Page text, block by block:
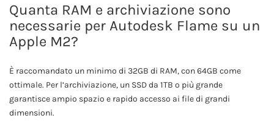
Quanta RAM e archiviazione sono
necessarie per Autodesk Flame su un
Apple M2?
È raccomandato un minimo di 32GB di RAM, con 64GB come
ottimale. Per l’archiviazione, un SSD da 1TB o più grande
garantisce ampio spazio e rapido accesso ai file di grandi
dimensioni.